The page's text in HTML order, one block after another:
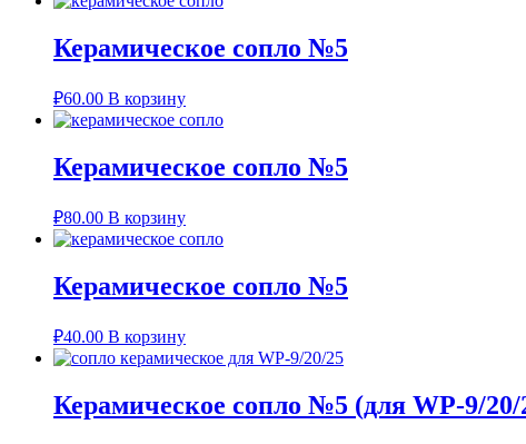
Керамическое сопло №5
₽60.00 В корзину
Керамическое сопло №5
₽80.00 В корзину
Керамическое сопло №5
₽40.00 В корзину
Керамическое сопло №5 (для WP-9/20/